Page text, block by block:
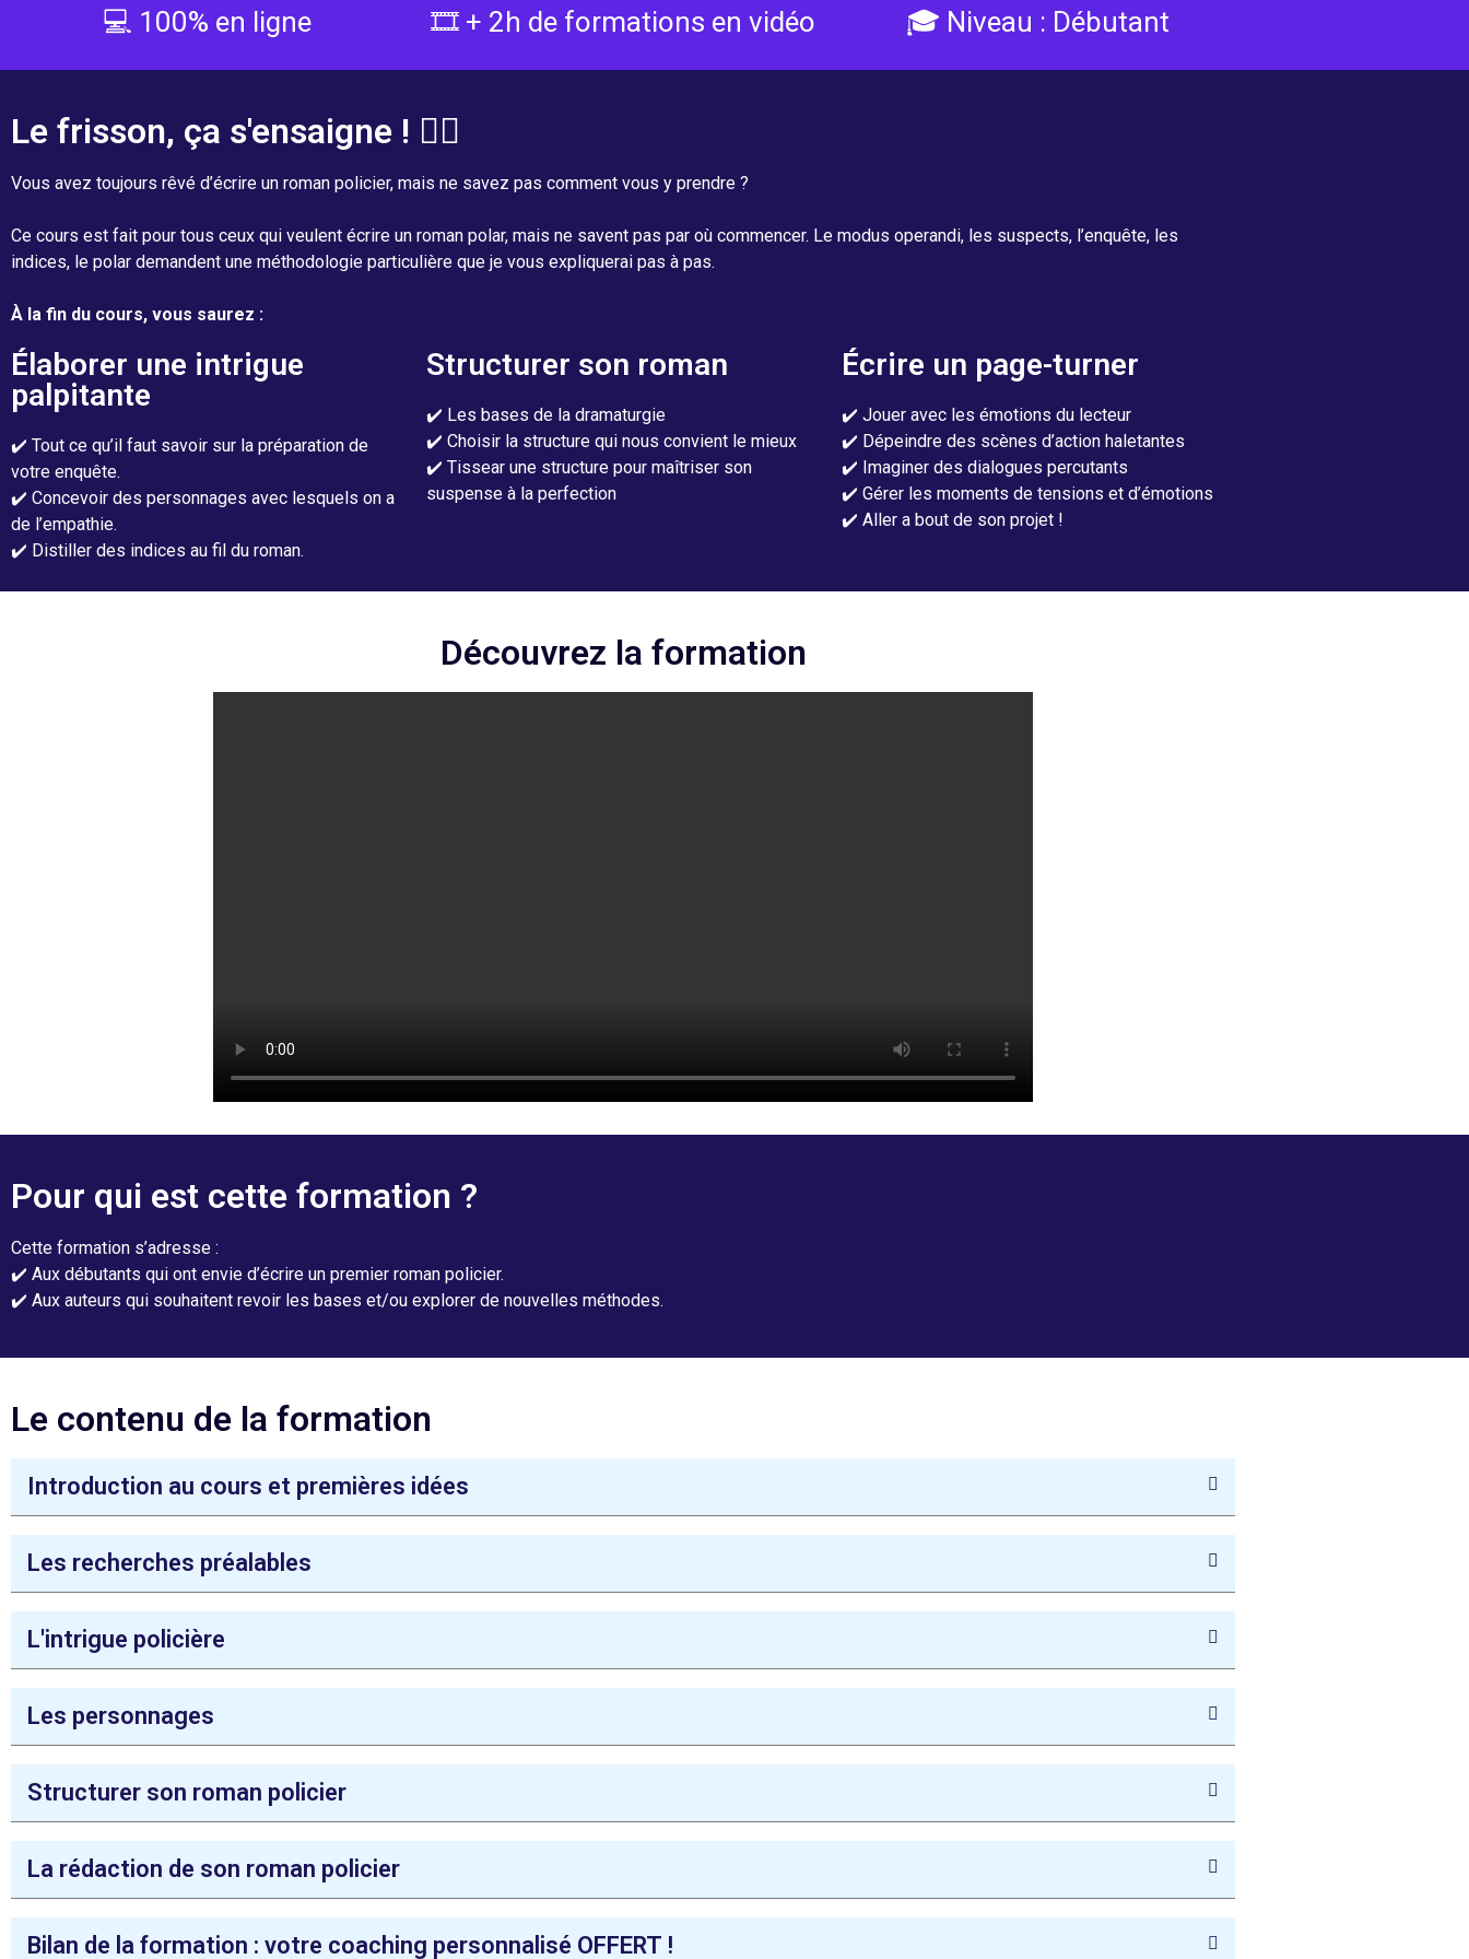
💻 100% en ligne 🎞️ + 2h de formations en vidéo 🎓 Niveau : Débutant
Le frisson, ça s'ensaigne ! 🕵️‍♂️
Vous avez toujours rêvé d’écrire un roman policier, mais ne savez pas comment vous y prendre ?
Ce cours est fait pour tous ceux qui veulent écrire un roman polar, mais ne savent pas par où commencer. Le modus operandi, les suspects, l’enquête, les
indices, le polar demandent une méthodologie particulière que je vous expliquerai pas à pas.
À la fin du cours, vous saurez :
Élaborer une intrigue
palpitante
✔️ Tout ce qu’il faut savoir sur la préparation de
votre enquête.
✔️ Concevoir des personnages avec lesquels on a
de l’empathie.
✔️ Distiller des indices au fil du roman.
Structurer son roman
✔️ Les bases de la dramaturgie
✔️ Choisir la structure qui nous convient le mieux
✔️ Tissear une structure pour maîtriser son
suspense à la perfection
Écrire un page-turner
✔️ Jouer avec les émotions du lecteur
✔️ Dépeindre des scènes d’action haletantes
✔️ Imaginer des dialogues percutants
✔️ Gérer les moments de tensions et d’émotions
✔️ Aller a bout de son projet !
Découvrez la formation
Pour qui est cette formation ?
Cette formation s’adresse :
✔️ Aux débutants qui ont envie d’écrire un premier roman policier.
✔️ Aux auteurs qui souhaitent revoir les bases et/ou explorer de nouvelles méthodes.
Le contenu de la formation
Introduction au cours et premières idées
Les recherches préalables
L'intrigue policière
Les personnages
Structurer son roman policier
La rédaction de son roman policier
Bilan de la formation : votre coaching personnalisé OFFERT !